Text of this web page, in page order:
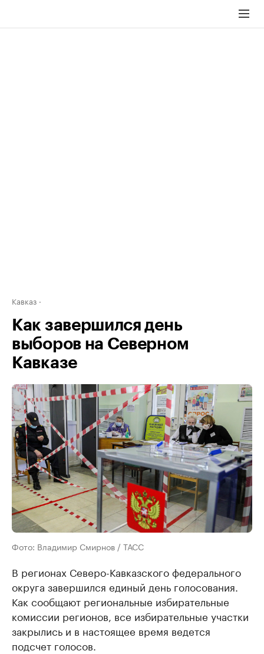
Кавказ
Как завершился день
выборов на Северном
Кавказе
Фото: Владимир Смирнов / ТАСС
В регионах Северо-Кавказского федерального
округа завершился единый день голосования.
Как сообщают региональные избирательные
комиссии регионов, все избирательные участки
закрылись и в настоящее время ведется
подсчет голосов.